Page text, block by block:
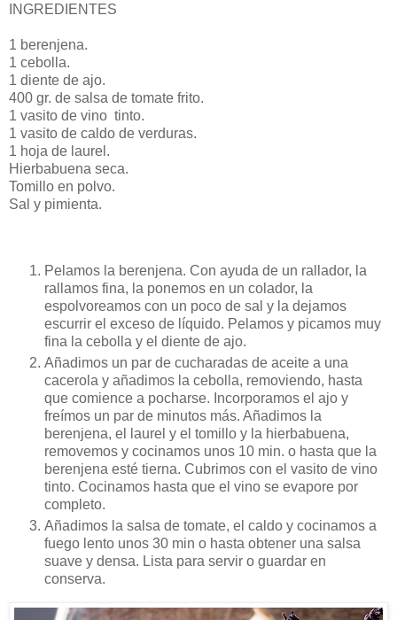
INGREDIENTES
1 berenjena.
1 cebolla.
1 diente de ajo.
400 gr. de salsa de tomate frito.
1 vasito de vino tinto.
1 vasito de caldo de verduras.
1 hoja de laurel.
Hierbabuena seca.
Tomillo en polvo.
Sal y pimienta.
Pelamos la berenjena. Con ayuda de un rallador, la
rallamos fina, la ponemos en un colador, la
espolvoreamos con un poco de sal y la dejamos
escurrir el exceso de líquido. Pelamos y picamos muy
fina la cebolla y el diente de ajo.
Añadimos un par de cucharadas de aceite a una
cacerola y añadimos la cebolla, removiendo, hasta
que comience a pocharse. Incorporamos el ajo y
freímos un par de minutos más. Añadimos la
berenjena, el laurel y el tomillo y la hierbabuena,
removemos y cocinamos unos 10 min. o hasta que la
berenjena esté tierna. Cubrimos con el vasito de vino
tinto. Cocinamos hasta que el vino se evapore por
completo.
Añadimos la salsa de tomate, el caldo y cocinamos a
fuego lento unos 30 min o hasta obtener una salsa
suave y densa. Lista para servir o guardar en
conserva.